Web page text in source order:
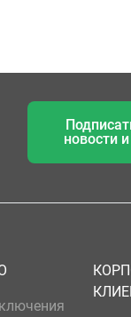
новости